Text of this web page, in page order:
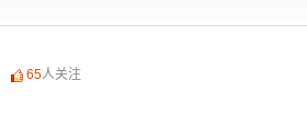
65人关注